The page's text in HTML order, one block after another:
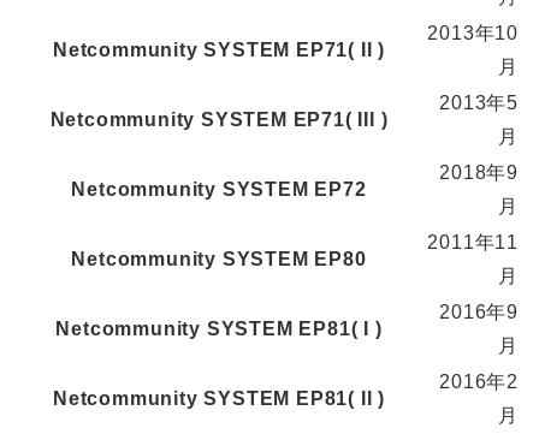
Netcommunity SYSTEM EP71( II )
2013年10
月
Netcommunity SYSTEM EP71( III )
2013年5
月
Netcommunity SYSTEM EP72
2018年9
月
Netcommunity SYSTEM EP80
2011年11
月
Netcommunity SYSTEM EP81( I )
2016年9
月
Netcommunity SYSTEM EP81( II )
2016年2
月